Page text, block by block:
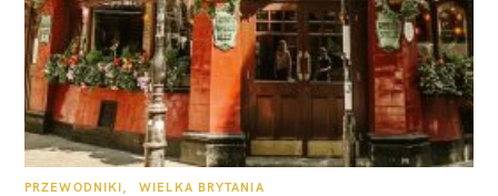
K
PRZEWODNIKI WIELKA BRYTANIA